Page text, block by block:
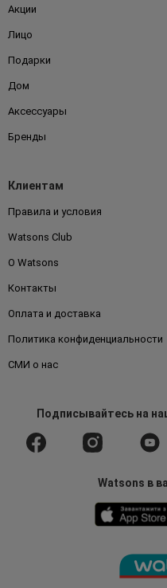
Акции
Лицо
Подарки
Дом
Аксессуары
Бренды
Клиентам
Правила и условия
Watsons Club
О Watsons
Контакты
Оплата и доставка
Политика конфиденциальности
СМИ о нас
Подписывайтесьна
Watsons в